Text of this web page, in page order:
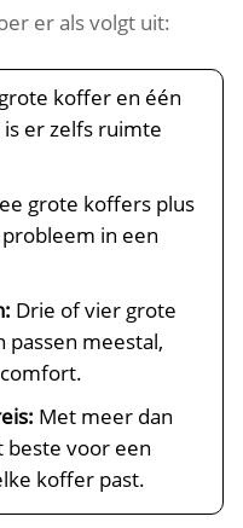
er als volgt uit:
koffer en één
is er zelfs ruimte
grote koffers plus
in een
Drie of vier grote
passen meestal,
Met meer dan
beste voor een
koffer past.